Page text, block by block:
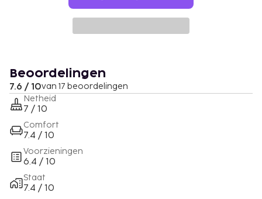
Beoordelingen
7.6 / 10van 17 beoordelingen
Netheid
7 / 10
Comfort
7.4 / 10
Voorzieningen
6.4 / 10
Staat
7.4 / 10